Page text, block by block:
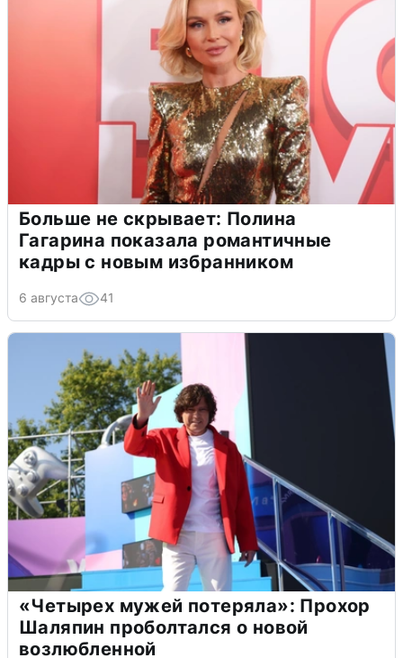
Больше не скрывает: Полина
Гагарина показала романтичные
кадры с новым избранником
6 августа 41
«Четырех мужей потеряла»: Прохор
Шаляпин проболтался о новой
возлюбленной